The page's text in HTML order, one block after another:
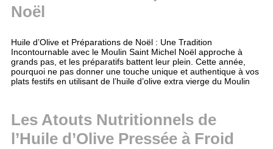
Noël
Huile d’Olive et Préparations de Noël : Une Tradition
Incontournable avec le Moulin Saint Michel Noël approche à
grands pas, et les préparatifs battent leur plein. Cette année,
pourquoi ne pas donner une touche unique et authentique à vos
plats festifs en utilisant de l’huile d’olive extra vierge du Moulin
Les Atouts Nutritionnels de
l’Huile d’Olive Pressée à Froid